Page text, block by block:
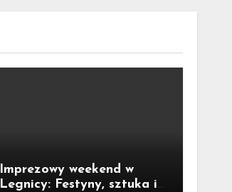
Imprezowy weekend w
Legnicy: Festyny, sztuka i